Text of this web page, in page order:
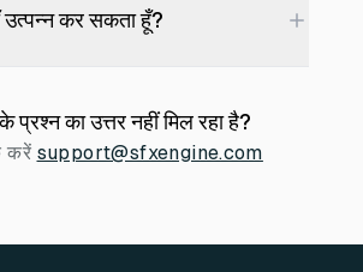
उत्पन्न कर सकता हूँ?
प्रश्न का उत्तर नहीं मिल रहा है?
करें support@sfxengine.com